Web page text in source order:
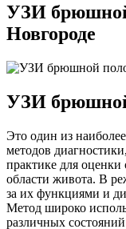
УЗИ
Новгороде
УЗИ
Это один из
методов
практике для
области живота. В
за их функциями и
Метод широко
различных